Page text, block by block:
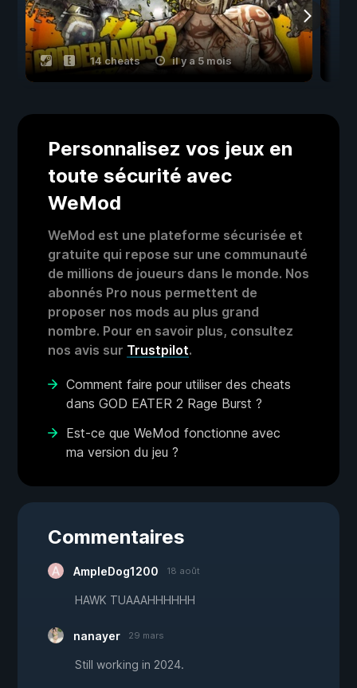
14 cheats il y a 5 mois
Personnalisez vos jeux en
toute sécurité avec
WeMod
WeMod est une plateforme sécurisée et
gratuite qui repose sur une communauté
de millions de joueurs dans le monde. Nos
abonnés Pro nous permettent de
proposer nos mods au plus grand
nombre. Pour en savoir plus, consultez
nos avis sur Trustpilot.
Comment faire pour utiliser des cheats
dans GOD EATER 2 Rage Burst ?
Est-ce que WeMod fonctionne avec
ma version du jeu ?
Commentaires
AmpleDog1200 18 août
HAWK TUAAAHHHHHH
nanayer 29 mars
Still working in 2024.